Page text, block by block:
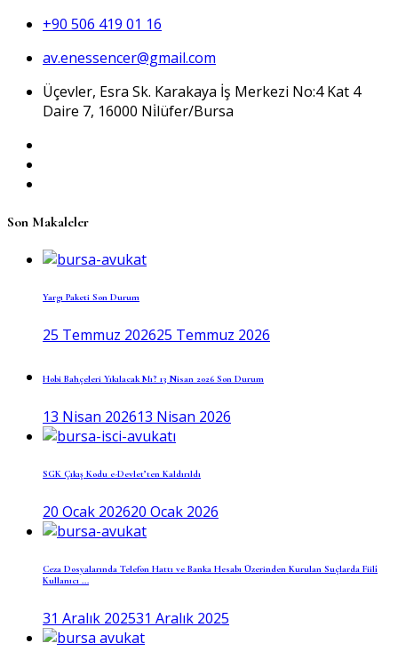
+90 506 419 01 16
av.enessencer@gmail.com
Üçevler, Esra Sk. Karakaya İş Merkezi No:4 Kat 4
Daire 7, 16000 Ni̇lüfer/Bursa
Son Makaleler
Yargı Paketi Son Durum
25 Temmuz 202625 Temmuz 2026
Hobi Bahçeleri Yıkılacak Mı? 13 Nisan 2026 Son Durum
13 Nisan 202613 Nisan 2026
SGK Çıkış Kodu e-Devlet’ten Kaldırıldı
20 Ocak 202620 Ocak 2026
Ceza Dosyalarında Telefon Hattı ve Banka Hesabı Üzerinden Kurulan Suçlarda Fiilî
Kullanıcı ...
31 Aralık 202531 Aralık 2025